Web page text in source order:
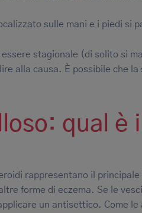
sulle mani e i piedi si
essere stagionale (di solito si
alla causa. È possibile che
qual
rappresentano il
forme di eczema. Se le
un antisettico. Come